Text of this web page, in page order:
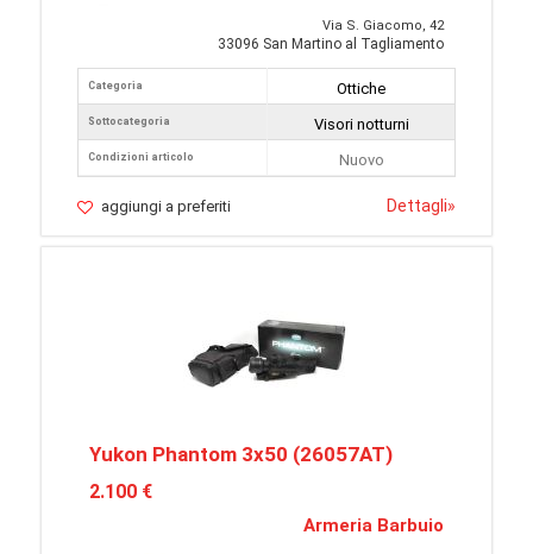
Via S. Giacomo, 42
33096 San Martino al Tagliamento
Categoria
Sottocategoria
Condizioni articolo
Ottiche
Visori notturni
Nuovo
aggiungi a preferiti Dettagli»
Yukon Phantom 3x50 (26057AT)
2.100 €
Armeria Barbuio